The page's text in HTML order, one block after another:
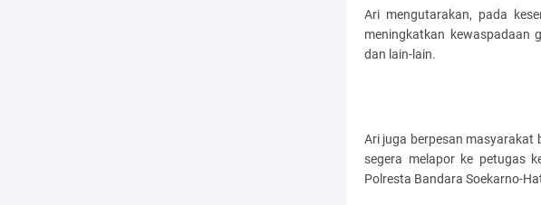
Ari mengutarakan, pada
meningkatkan kewaspadaan
dan lain-lain.
Ari juga berpesan
segera melapor ke petugas
Polresta Bandara Soekarno-